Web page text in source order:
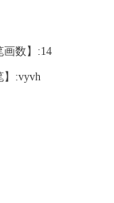
画数】:14
】:vyvh